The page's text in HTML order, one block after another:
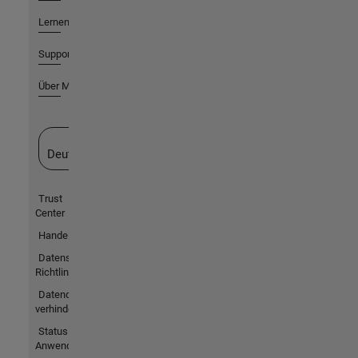
Lernen
Support
Über MathWorks
Deutschland
Trust
Center
Handelsmarken
Datenschutz-
Richtlinien
Datendiebstahl
verhindern
Status von
Anwendungen